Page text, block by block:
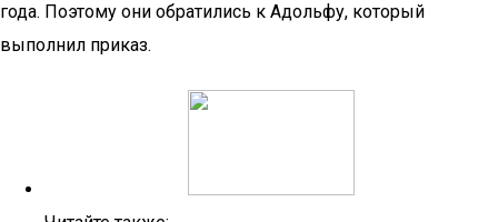
года. Поэтому они обратились к Адольфу, который
выполнил приказ.